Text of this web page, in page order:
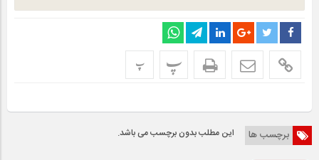
پ پ
برچسب ها این مطلب بدون برچسب می باشد.